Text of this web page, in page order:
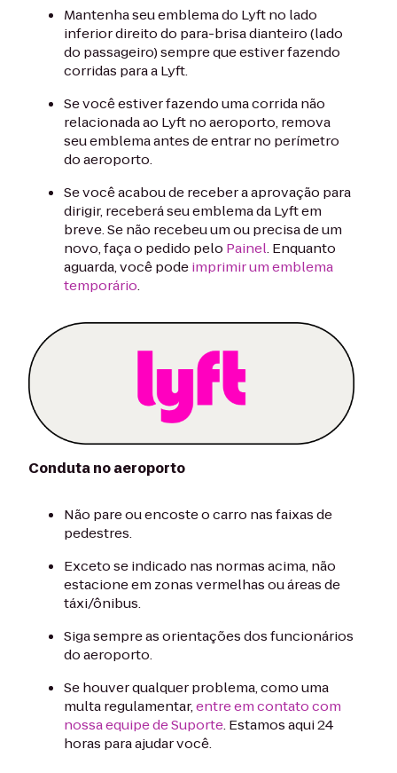
Mantenha seu emblema do Lyft no lado
inferior direito do para-brisa dianteiro (lado
do passageiro) sempre que estiver fazendo
corridas para a Lyft.
Se você estiver fazendo uma corrida não
relacionada ao Lyft no aeroporto, remova
seu emblema antes de entrar no perímetro
do aeroporto.
Se você acabou de receber a aprovação para
dirigir, receberá seu emblema da Lyft em
breve. Se não recebeu um ou precisa de um
novo, faça o pedido pelo Painel. Enquanto
aguarda, você podeimprimir um emblema
temporário.
Conduta no aeroporto
Não pare ou encoste o carro nas faixas de
pedestres.
Exceto se indicado nas normas acima, não
estacione em zonas vermelhas ou áreas de
táxi/ônibus.
Siga sempre as orientações dos funcionários
do aeroporto.
Se houver qualquer problema, como uma
multa regulamentar,entre em contato com
nossa equipe de Suporte. Estamos aqui 24
horas para ajudar você.